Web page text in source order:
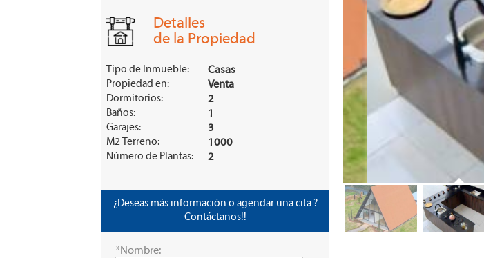
Detalles
de la Propiedad
Tipo de Inmueble: Casas
Propiedad en: Venta
Dormitorios: 2
Baños: 1
Garajes: 3
M2 Terreno: 1000
Número de Plantas: 2
¿Deseas más información o agendar una cita ?
Contáctanos!!
*Nombre: